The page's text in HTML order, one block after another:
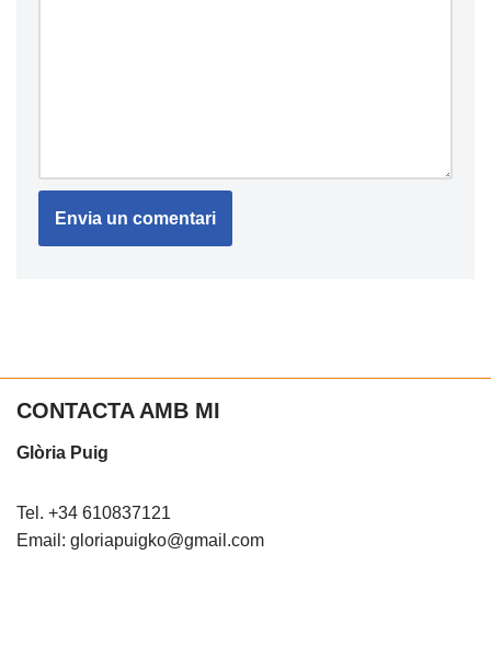
CONTACTA AMB MI
Glòria Puig
Tel. +34 610837121
Email: gloriapuigko@gmail.com